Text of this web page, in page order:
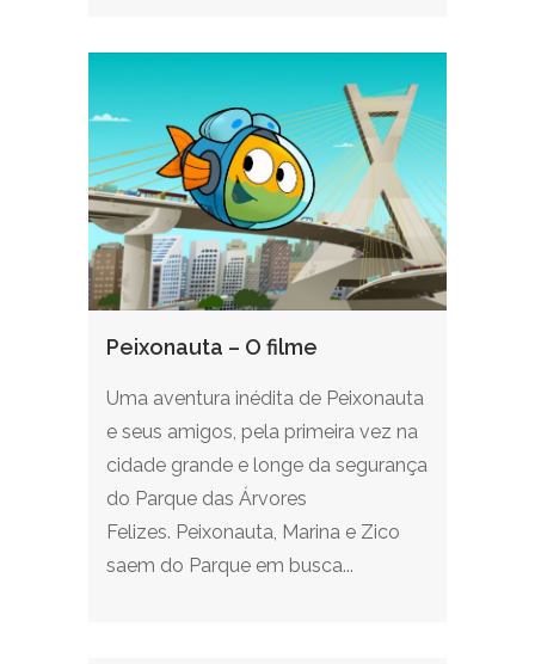
Peixonauta – O filme
Uma aventura inédita de Peixonauta
e seus amigos, pela primeira vez na
cidade grande e longe da segurança
do Parque das Árvores
Felizes. Peixonauta, Marina e Zico
saem do Parque em busca...